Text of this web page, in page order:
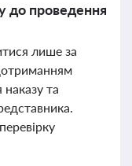
до проведення
лише за
та